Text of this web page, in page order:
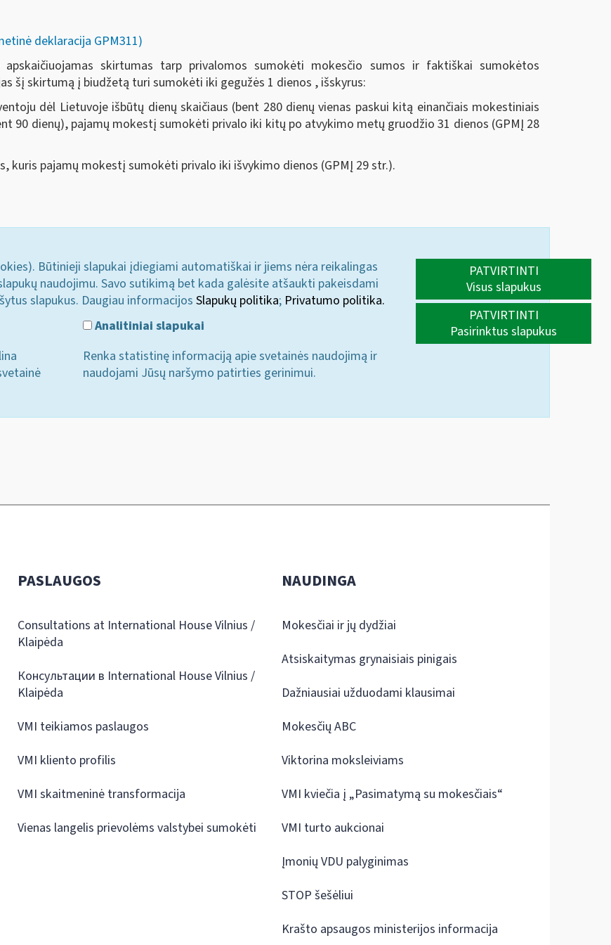
deklaracija GPM311)
skirtumas tarp privalomos sumokėti mokesčio sumos ir faktiškai sumokėtos
šį skirtumą į biudžetą turi sumokėti iki gegužės 1 dienos , išskyrus:
dėl Lietuvoje išbūtų dienų skaičiaus (bent 280 dienų vienas paskui kitą einančiais mokestiniais
90 dienų), pajamų mokestį sumokėti privalo iki kitų po atvykimo metų gruodžio 31 dienos (GPMĮ 28
kuris pajamų mokestį sumokėti privalo iki išvykimo dienos (GPMĮ 29 str.).
Būtinieji slapukai įdiegiami automatiškai ir jiems nėra reikalingas
naudojimu. Savo sutikimą bet kada galėsite atšaukti pakeisdami
slapukus. Daugiau informacijos Slapukų politika; Privatumo politika.
Analitiniai slapukai
Renka statistinę informaciją apie svetainės naudojimą ir
naudojami Jūsų naršymo patirties gerinimui.
PATVIRTINTI
Visus slapukus
PATVIRTINTI
Pasirinktus slapukus
PASLAUGOS
Consultations at International House Vilnius /
Klaipėda
Консультации в International House Vilnius /
Klaipėda
VMI teikiamos paslaugos
VMI kliento profilis
VMI skaitmeninė transformacija
Vienas langelis prievolėms valstybei sumokėti
NAUDINGA
Mokesčiai ir jų dydžiai
Atsiskaitymas grynaisiais pinigais
Dažniausiai užduodami klausimai
Mokesčių ABC
Viktorina moksleiviams
VMI kviečia į „Pasimatymą su mokesčiais“
VMI turto aukcionai
Įmonių VDU palyginimas
STOP šešėliui
Krašto apsaugos ministerijos informacija